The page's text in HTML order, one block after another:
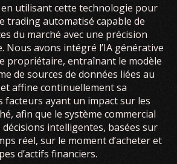
utilisant cette technologie pour
trading automatisé capable de
du marché avec une précision
Nous avons intégré l’IA générative
propriétaire, entraînant le modèle
de sources de données liées au
affine continuellement sa
facteurs ayant un impact sur les
afin que le système commercial
intelligentes, basées sur
réel, sur le moment d’acheter et
d’actifs financiers.